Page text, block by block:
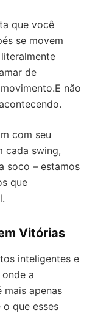
que você
se movem
de
não
com seu
cada swing,
soco – estamos
que
Vitórias
inteligentes e
a
mais apenas
que esses